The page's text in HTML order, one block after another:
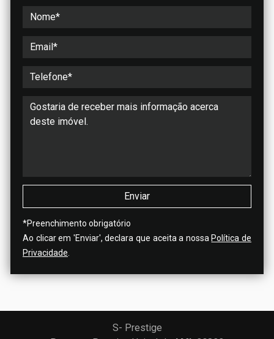
*Preenchimento obrigatório
Ao clicar em 'Enviar', declara que aceita a nossa Política de
Privacidade
S- Prestige